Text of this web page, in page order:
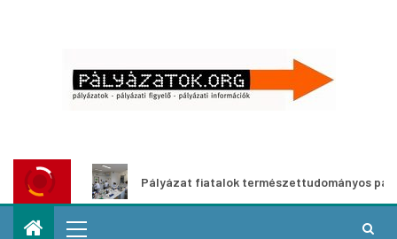
Pályázat fiatalok természettudományos pályára